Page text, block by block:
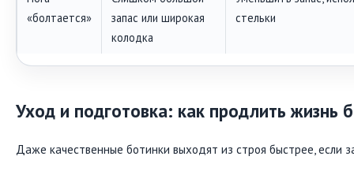
«болтается»
запас или широкая
колодка
стельки
Уход и подготовка: как продлить жизнь
Даже качественные ботинки выходят из строя быстрее, если